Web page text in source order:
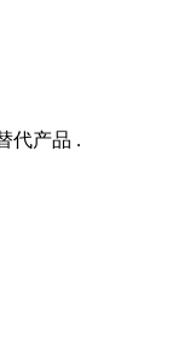
代产品 .